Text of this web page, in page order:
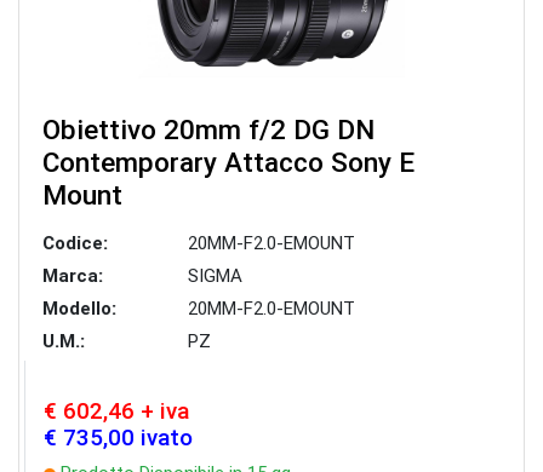
Obiettivo 20mm f/2 DG DN
Contemporary Attacco Sony E
Mount
Codice:
20MM-F2.0-EMOUNT
Marca:
SIGMA
Modello:
20MM-F2.0-EMOUNT
U.M.:
PZ
€ 602,46 + iva
€ 735,00 ivato